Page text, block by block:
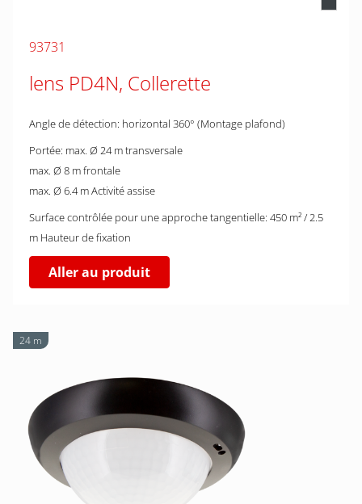
93731
lens PD4N, Collerette
Angle de détection: horizontal 360° (Montage plafond)
Portée: max. Ø 24 m transversale
max. Ø 8 m frontale
max. Ø 6.4 m Activité assise
Surface contrôlée pour une approche tangentielle: 450 m² / 2.5
m Hauteur de fixation
Aller au produit
24 m